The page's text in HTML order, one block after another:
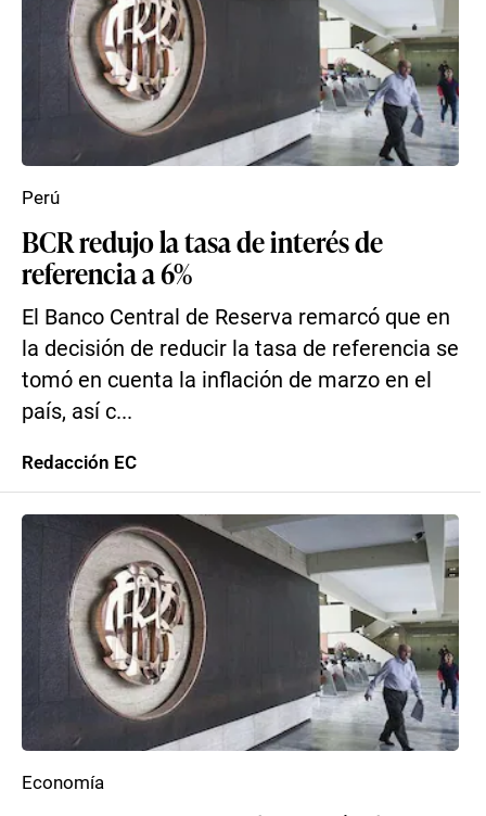
BCR redujo la tasa de interés de
referencia a 6%
El Banco Central de Reserva remarcó que en
la decisión de reducir la tasa de referencia se
tomó en cuenta la inflación de marzo en el
país, así c...
Perú
Redacción EC
Economía